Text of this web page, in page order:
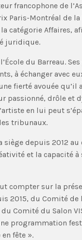
francophone de
Paris-Montréal de la
catégorie Affaires,
juridique.
du Barreau.
à échanger avec
fierté avouée qu’il
drôle et
en lui peut
tribunaux.
depuis 2012
et la capacité
compter sur la
2015, du Comité de
Comité du Salon
programmation
fête ».